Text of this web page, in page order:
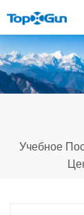
Учебное